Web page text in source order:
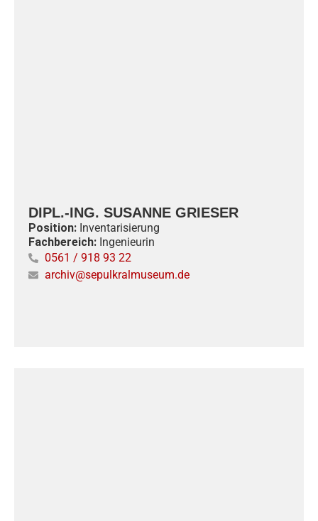
DIPL.-ING. SUSANNE GRIESER
Position: Inventarisierung
Fachbereich: Ingenieurin
0561 / 918 93 22
archiv@sepulkralmuseum.de